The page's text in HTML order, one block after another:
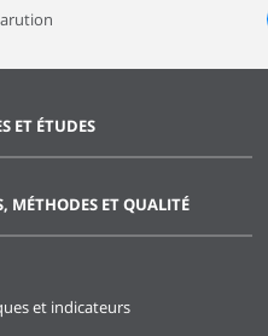
ET ÉTUDES
MÉTHODES ET QUALITÉ
et indicateurs